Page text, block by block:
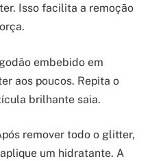
Isso facilita a remoção
embebido em
aos poucos. Repita o
brilhante saia.
remover todo o glitter,
um hidratante. A